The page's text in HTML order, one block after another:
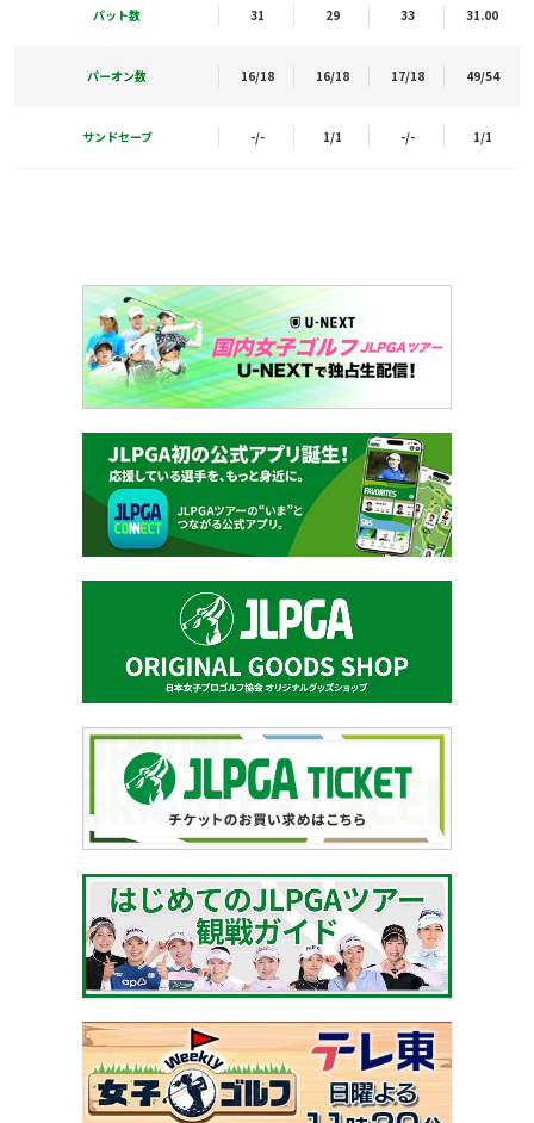
パット数 31 29 33 31.00
パーオン数 16/18 16/18 17/18 49/54
サンドセーブ -/- 1/1 -/- 1/1